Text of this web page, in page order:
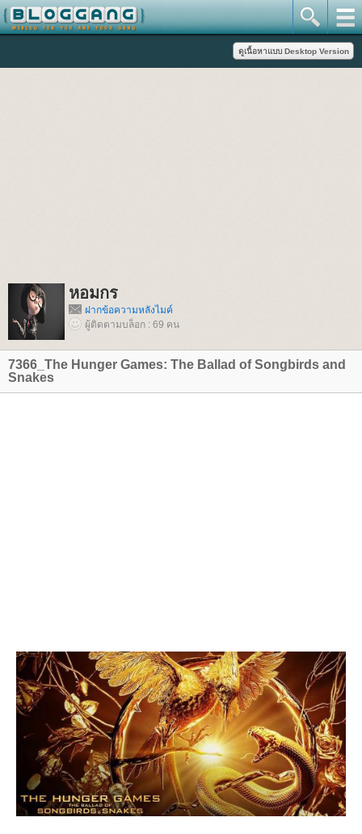
หอมกร
ฝากข้อความหลังไมค์
ผู้ติดตามบล็อก : 69 คน
7366_The Hunger Games: The Ballad of Songbirds and
Snakes